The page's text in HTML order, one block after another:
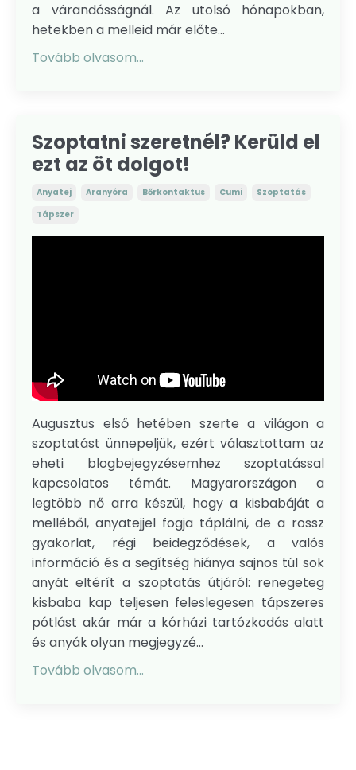
a várandósságnál. Az utolsó hónapokban,
hetekben a melleid már előte...
Tovább olvasom...
Szoptatni szeretnél? Kerüld el
ezt az öt dolgot!
Anyatej Aranyóra Bőrkontaktus Cumi
Szoptatás
Tápszer
Augusztus első hetében szerte a világon a
szoptatást ünnepeljük, ezért választottam az
eheti blogbejegyzésemhez szoptatással
kapcsolatos témát. Magyarországon a
legtöbb nő arra készül, hogy a kisbabáját a
melléből, anyatejjel fogja táplálni, de a rossz
gyakorlat, régi beidegződések, a valós
információ és a segítség hiánya sajnos túl sok
anyát eltérít a szoptatás útjáról: renegeteg
kisbaba kap teljesen feleslegesen tápszeres
pótlást akár már a kórházi tartózkodás alatt
és anyák olyan megjegyzé...
Tovább olvasom...